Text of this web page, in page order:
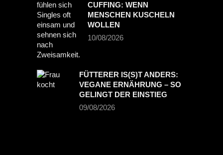
CUFFING: WENN
MENSCHEN KUSCHELN
WOLLEN
10/08/2026
FÜTTERER IS(S)T ANDERS:
VEGANE ERNÄHRUNG – SO
GELINGT DER EINSTIEG
09/08/2026